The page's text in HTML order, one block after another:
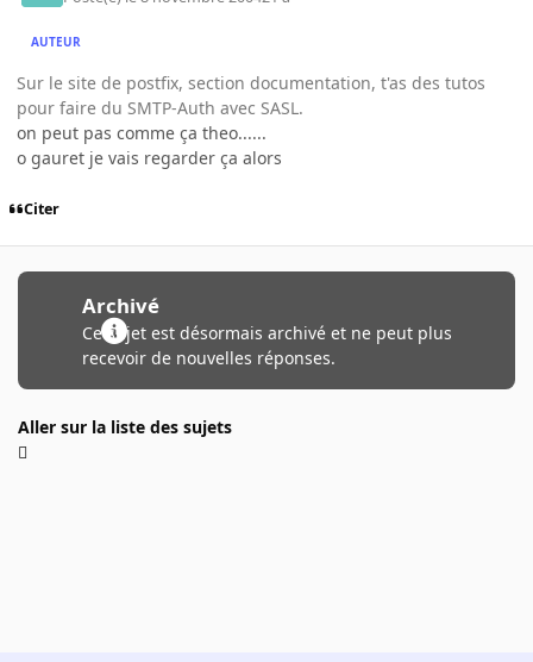
AUTEUR
Sur le site de postfix, section documentation, t'as des tutos
pour faire du SMTP-Auth avec SASL.
on peut pas comme ça theo......
o gauret je vais regarder ça alors
Citer
Archivé
Ce sujet est désormais archivé et ne peut plus
recevoir de nouvelles réponses.
Aller sur la liste des sujets